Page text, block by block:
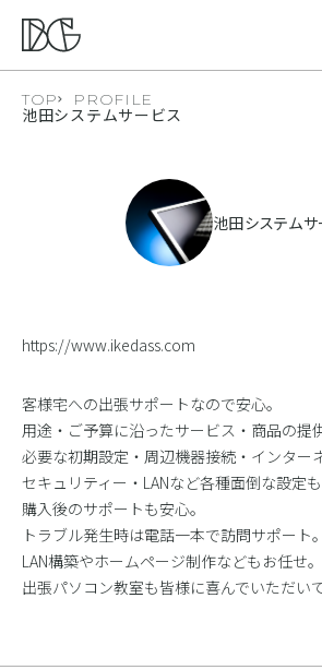
TOP PROFILE
池田システムサービス
池田システムサ
https://www.ikedass.com
客様宅への出張サポートなので安心。
用途・ご予算に沿ったサービス・商品の提供
必要な初期設定・周辺機器接続・インター
セキュリティー・LANなど各種面倒な設定
購入後のサポートも安心。
トラブル発生時は電話一本で訪問サポート。
LAN構築やホームページ制作などもお任せ。
出張パソコン教室も皆様に喜んでいただい